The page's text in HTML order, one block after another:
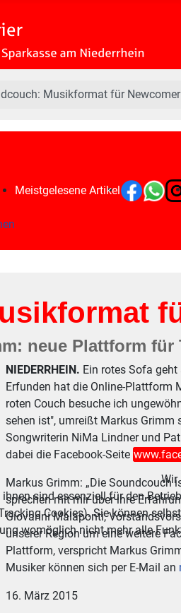
Musikformat für Newcomer
Meistgelesene Artikel
neue Plattform für
NIEDERRHEIN. Ein rotes Sofa
Erfunden hat die Online-Plattform
roten Couch besuche ich
sehen ist", umreißt Markus Grimm
Songwriterin NiMa Lindner und
dabei die Facebook-Seite
Markus Grimm: „Die Soundcouch
sprechen mit mir über ihre
Giovanni Malaponti,
unserer Region um eine weitere
Plattform, verspricht Markus
Musiker können sich per E-Mail an
16. März 2015
Wir
sind essenziell für den
Cookies). Sie können
womöglich nicht mehr alle